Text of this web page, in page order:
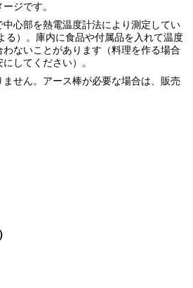
ジです。
心部を熱電温度計法により測定してい
る）。庫内に食品や付属品を入れて温度
ないことがあります（料理を作る場合
してください）。
せん。アース棒が必要な場合は、販売